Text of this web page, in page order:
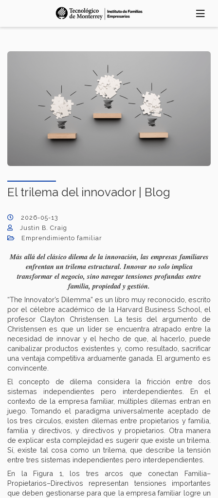
El trilema del innovador | Blog
2026-05-13
Justin B. Craig
Emprendimiento familiar
Más allá del clásico dilema de la innovación, las empresas familiares
enfrentan un trilema estructural. Innovar no solo implica
transformar el negocio, sino navegar tensiones profundas entre
familia, propiedad y gestión.
“The Innovator’s Dilemma” es un libro muy reconocido, escrito
por el célebre académico de la Harvard Business School, el
profesor Clayton Christensen. La tesis del argumento de
Christensen es que un líder se encuentra atrapado entre la
necesidad de innovar y el hecho de que, al hacerlo, puede
canibalizar productos existentes y, como resultado, sacrificar
una ventaja competitiva arduamente ganada. El argumento es
convincente.
El concepto de dilema considera la fricción entre dos
sistemas independientes pero interdependientes. En el
contexto de la empresa familiar, múltiples dilemas entran en
juego. Tomando el paradigma universalmente aceptado de
los tres círculos, existen dilemas entre propietarios y familia,
familia y directivos, y directivos y propietarios. Otra manera
de explicar esta complejidad es sugerir que existe un trilema.
Sí, existe tal cosa como un trilema, que describe la tensión
entre tres sistemas independientes pero interdependientes.
En la Figura 1, los tres arcos que conectan Familia–
Propietarios–Directivos representan tensiones importantes
que deben gestionarse para que la empresa familiar logre un